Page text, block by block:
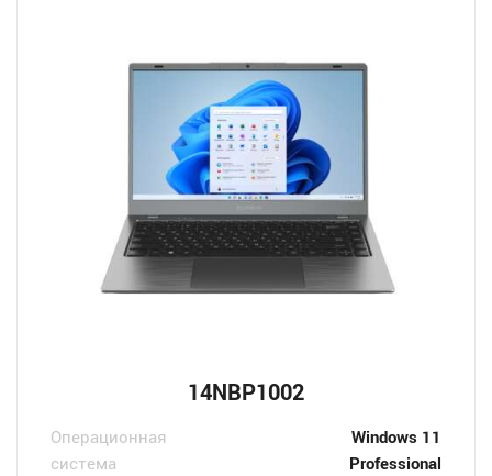
14NBP1002
Операционная
система
Windows 11
Professional